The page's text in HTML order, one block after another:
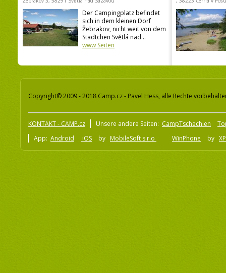
Der Campingplatz befindet
sich in dem kleinen Dorf
Žebrakov, nicht weit von dem
Städtchen Světlá nad...
www Seiten
Copyright© 2009 - 2018 Camp.cz - Pavel Hess, alle Rechte
KONTAKT - CAMP.cz Unsere andere Seiten: CampTschechien
App: Android iOS by MobileSoft s.r.o WinPhone by